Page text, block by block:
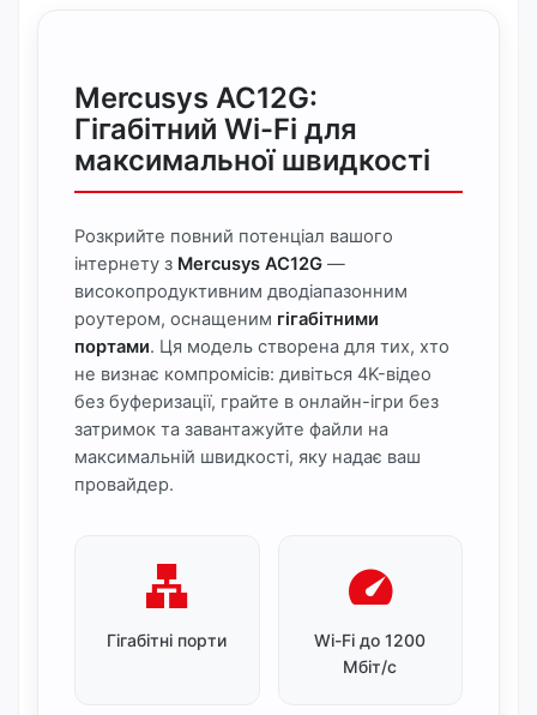
Mercusys AC12G:
Гігабітний Wi-Fi для
максимальної швидкості
Розкрийте повний потенціал вашого
інтернету з Mercusys AC12G —
високопродуктивним дводіапазонним
роутером, оснащеним гігабітними
портами. Ця модель створена для тих, хто
не визнає компромісів: дивіться 4K-відео
без буферизації, грайте в онлайн-ігри без
затримок та завантажуйте файли на
максимальній швидкості, яку надає ваш
провайдер.
lan
Гігабітні порти
speed
Wi-Fi до 1200
Мбіт/с